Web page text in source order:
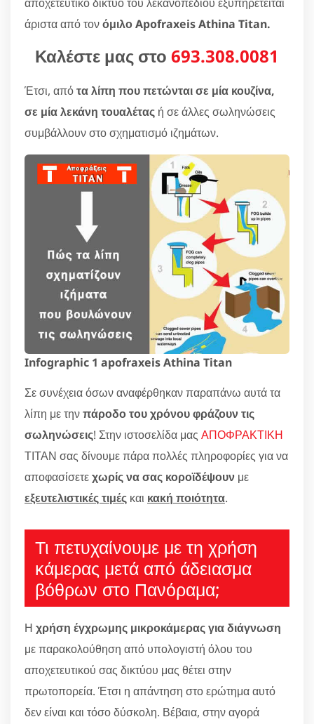
άριστα από τονόμιλο Apofraxeis Athina Titan.
Καλέστε μας στο 693.308.0081
Έτσι, απότα λίπη που πετώνται σε μία κουζίνα,
σε μία λεκάνη τουαλέτας ή σε άλλες σωληνώσεις
συμβάλλουν στο σχηματισμό ιζημάτων.
Infographic 1 apofraxeis Athina Titan
Σε συνέχεια όσων αναφέρθηκαν παραπάνω αυτά τα
λίπη με τηνπάροδο του χρόνου φράζουν τις
σωληνώσεις! Στην ιστοσελίδα μας ΑΠΟΦΡΑΚΤΙΚΗ
ΤΙΤΑΝ σας δίνουμε πάρα πολλές πληροφορίες για να
αποφασίσετεχωρίς να σας κοροϊδέψουν με
εξευτελιστικές τιμές και κακή ποιότητα.
Τι πετυχαίνουμε με τη χρήση
κάμερας μετά από άδειασμα
βόθρων στο Πανόραμα;
Η χρήση έγχρωμης μικροκάμερας για διάγνωση
με παρακολούθηση από υπολογιστή όλου του
αποχετευτικού σας δικτύου μας θέτει στην
πρωτοπορεία. Έτσι η απάντηση στο ερώτημα αυτό
δεν είναι και τόσο δύσκολη. Βέβαια, στην αγορά